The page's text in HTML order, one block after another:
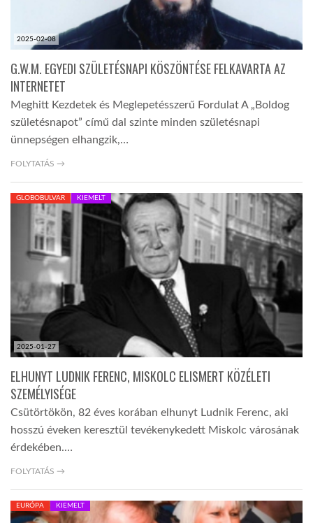
2025-02-08
G.W.M. EGYEDI SZÜLETÉSNAPI KÖSZÖNTÉSE FELKAVARTA AZ
INTERNETET
Meghitt Kezdetek és Meglepetésszerű Fordulat A „Boldog
születésnapot” című dal szinte minden születésnapi
ünnepségen elhangzik,…
FOLYTATÁS →
2025-01-27
GLOBOBULVAR KIEMELT
ELHUNYT LUDNIK FERENC, MISKOLC ELISMERT KÖZÉLETI
SZEMÉLYISÉGE
Csütörtökön, 82 éves korában elhunyt Ludnik Ferenc, aki
hosszú éveken keresztül tevékenykedett Miskolc városának
érdekében.…
FOLYTATÁS →
EURÓPA KIEMELT